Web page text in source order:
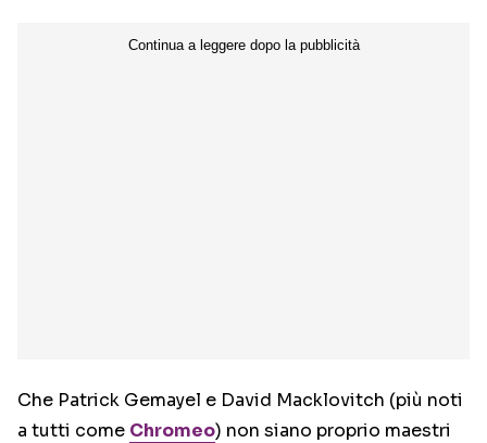
Che Patrick Gemayel e David Macklovitch (più noti
a tutti come Chromeo) non siano proprio maestri